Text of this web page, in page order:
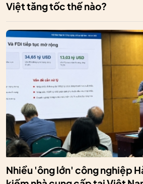
Việt tăng tốc thế nào?
Nhiều 'ông lớn' công nghiệp